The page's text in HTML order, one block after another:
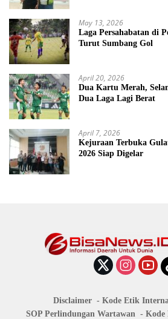
May 13, 2026
Laga Persahabatan di
Turut Sumbang Gol
April 20, 2026
Dua Kartu Merah,
Dua Laga Lagi Berat
April 7, 2026
Kejuraan Terbuka
2026 Siap Digelar
Disclaimer
Kode Etik
SOP Perlindungan Wartawan
Kode